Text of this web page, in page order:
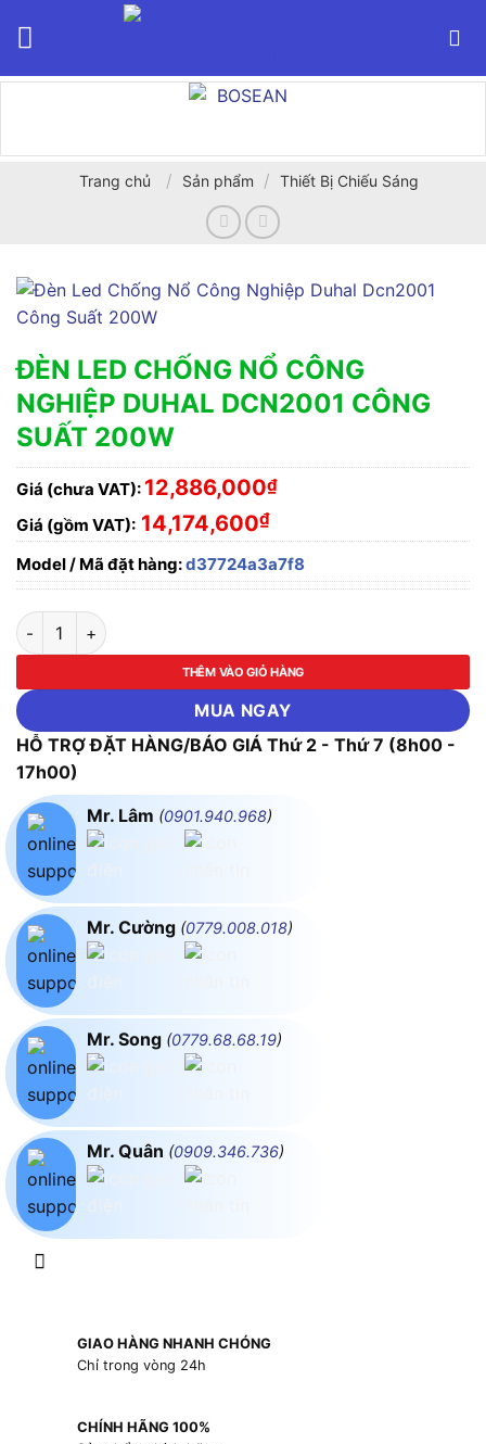
Trang chủ / Sản phẩm / Thiết Bị Chiếu Sáng
ĐÈN LED CHỐNG NỔ CÔNG
NGHIỆP DUHAL DCN2001 CÔNG
SUẤT 200W
Giá (chưa VAT): 12,886,000₫
Giá (gồm VAT): 14,174,600₫
Model / Mã đặt hàng:d37724a3a7f8
ĐÈN LED CHỐNG NỔ CÔNG NGHIỆP DUHAL DCN2001
THÊM VÀO GIỎ HÀNG
MUA NGAY
HỖ TRỢ ĐẶT HÀNG/BÁO GIÁ Thứ 2 - Thứ 7 (8h00 -
17h00)
Mr. Lâm (0901.940.968)
Mr. Cường (0779.008.018)
Mr. Song (0779.68.68.19)
Mr. Quân (0909.346.736)
GIAO HÀNG NHANH CHÓNG
Chỉ trong vòng 24h
CHÍNH HÃNG 100%